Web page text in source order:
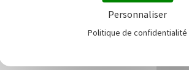
Personnaliser
Politique de confidentialité